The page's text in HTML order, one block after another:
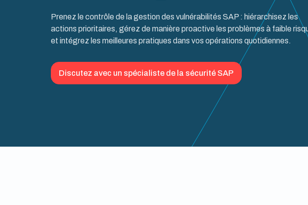
Prenez le contrôle de la gestion des vulnérabilités SAP : hiérarchisez les
actions prioritaires, gérez de manière proactive les problèmes à faible
et intégrez les meilleures pratiques dans vos opérations quotidiennes.
Discutez avec un spécialiste de la sécurité SAP